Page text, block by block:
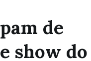
de
show do